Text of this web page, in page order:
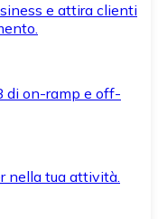
e attira clienti
di on-ramp e off-
nella tua attività.